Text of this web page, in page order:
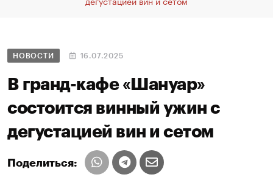
НОВОСТИ 16.07.2025
В гранд-кафе «Шануар»
состоится винный ужин с
дегустацией вин и сетом
Поделиться: